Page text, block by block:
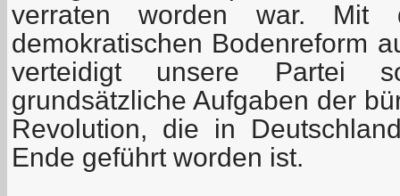
verraten worden war. Mit
demokratischen Bodenreform
verteidigt unsere Partei
grundsätzliche Aufgaben der
Revolution, die in
Ende geführt worden ist.